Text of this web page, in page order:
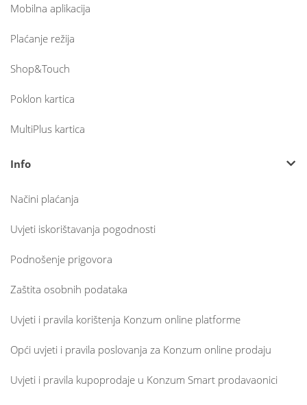
Mobilna aplikacija
Plaćanje režija
Shop&Touch
Poklon kartica
MultiPlus kartica
Info
Načini plaćanja
Uvjeti iskorištavanja pogodnosti
Podnošenje prigovora
Zaštita osobnih podataka
Uvjeti i pravila korištenja Konzum online platforme
Opći uvjeti i pravila poslovanja za Konzum online prodaju
Uvjeti i pravila kupoprodaje u Konzum Smart prodavaonici